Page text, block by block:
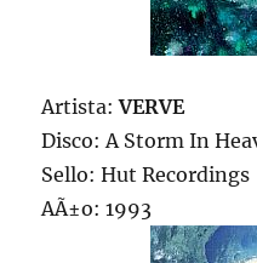
Artista:VERVE
Disco: A Storm In
Sello: Hut Recordings
AÃ±o: 1993